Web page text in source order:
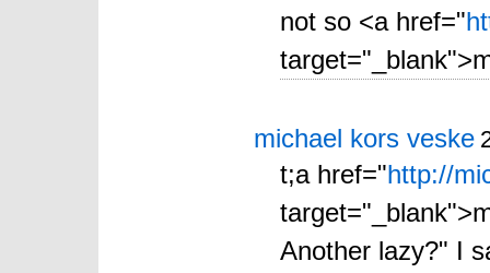
not so <a href="
michael kors veske
t;a href="http://
Another lazy?" I